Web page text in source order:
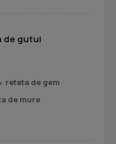
de gutui
reteta de gem
de mure